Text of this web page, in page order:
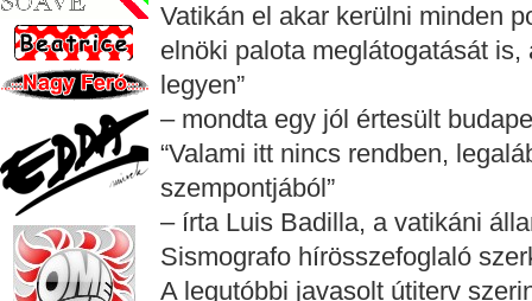
Vatikán el akar kerülni minden
elnöki palota meglátogatását
legyen”
– mondta egy jól értesült
“Valami itt nincs rendben,
szempontjából”
– írta Luis Badilla, a vatikáni
Sismografo hírösszefoglaló
A legutóbbi javasolt útiterv